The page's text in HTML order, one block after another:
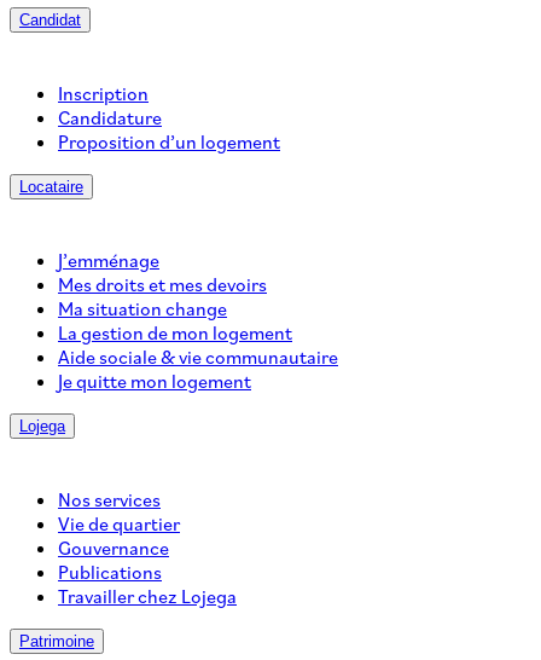
Candidat
Inscription
Candidature
Proposition d’un logement
Locataire
J’emménage
Mes droits et mes devoirs
Ma situation change
La gestion de mon logement
Aide sociale & vie communautaire
Je quitte mon logement
Lojega
Nos services
Vie de quartier
Gouvernance
Publications
Travailler chez Lojega
Patrimoine